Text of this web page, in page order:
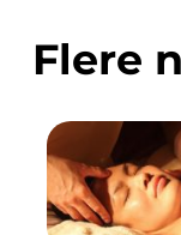
Flere